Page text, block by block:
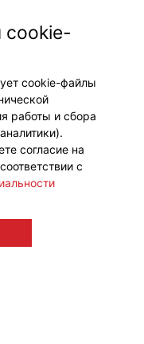
cookie-
cookie-файлы
работы и сбора
согласие на
с